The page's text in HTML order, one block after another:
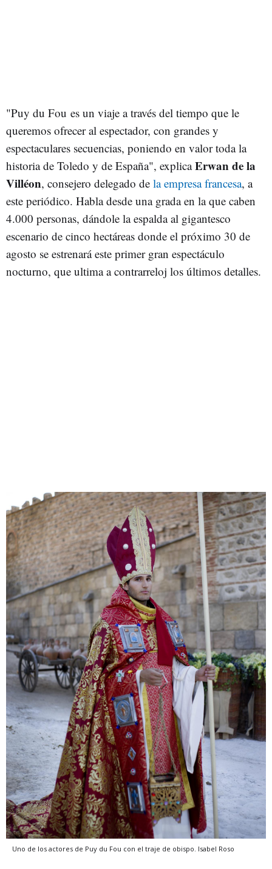
"Puy du Fou es un viaje a través del tiempo que le
queremos ofrecer al espectador, con grandes y
espectaculares secuencias, poniendo en valor toda la
historia de Toledo y de España", explicaErwan de la
Villéon, consejero delegado de la empresa francesa, a
este periódico. Habla desde una grada en la que caben
4.000 personas, dándole la espalda al gigantesco
escenario de cinco hectáreas donde el próximo 30 de
agosto se estrenará este primer gran espectáculo
nocturno, que ultima a contrarreloj los últimos detalles.
Uno de los actores de Puy du Fou con el traje de obispo. Isabel Roso